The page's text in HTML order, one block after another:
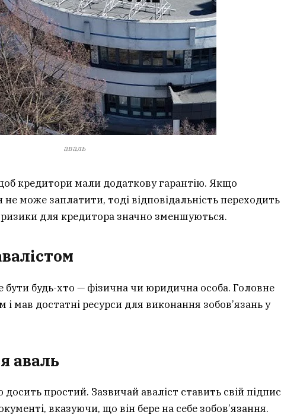
аваль
кредитори мали додаткову гарантію. Якщо
може заплатити, тоді відповідальність переходить
для кредитора значно зменшуються.
бути будь-хто — фізична чи юридична особа. Головне
і мав достатні ресурси для виконання зобов’язань у
аваль
простий. Зазвичай аваліст ставить свій підпис
вказуючи, що він бере на себе зобов’язання.